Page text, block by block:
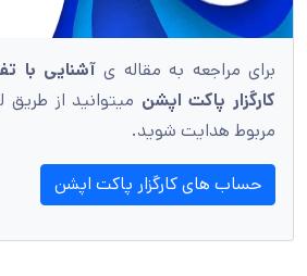
برای مراجعه به مقاله ی آشنایی با
کارگزار پاکت اپشن میتوانید از
مربوط هدایت شوید.
حساب های کارگزار پاکت اپشن